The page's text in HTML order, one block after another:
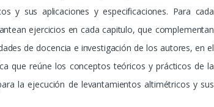
y sus aplicaciones y especificaciones. Para cada
ejercicios en cada capitulo, que complementan
de docencia e investigación de los autores, en el
que reúne los conceptos teóricos y prácticos de la
la ejecución de levantamientos altimétricos y sus